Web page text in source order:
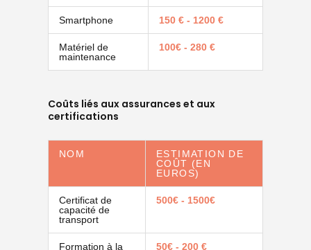
Smartphone 150 € - 1200 €
Matériel de
maintenance
100€ - 280 €
Coûts liés aux assurances et aux
certifications
NOM
ESTIMATION DE
COÛT (EN
EUROS)
Certificat de
capacité de
transport
500€ - 1500€
Formation à la 50€ - 200 €